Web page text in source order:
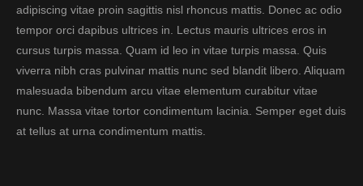
adipiscing vitae proin sagittis nisl rhoncus mattis. Donec ac odio
tempor orci dapibus ultrices in. Lectus mauris ultrices eros in
cursus turpis massa. Quam id leo in vitae turpis massa. Quis
viverra nibh cras pulvinar mattis nunc sed blandit libero. Aliquam
malesuada bibendum arcu vitae elementum curabitur vitae
nunc. Massa vitae tortor condimentum lacinia. Semper eget duis
at tellus at urna condimentum mattis.